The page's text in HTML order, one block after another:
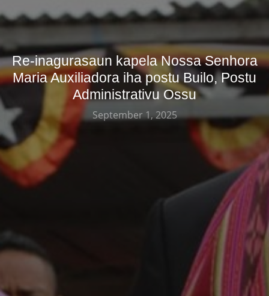
Re-inagurasaun kapela Nossa Senhora
Maria Auxiliadora iha postu Builo, Postu
Administrativu Ossu
September 1, 2025